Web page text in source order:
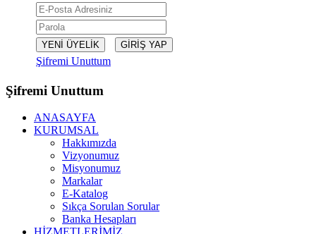
Şifremi Unuttum
Şifremi Unuttum
ANASAYFA
KURUMSAL
Hakkımızda
Vizyonumuz
Misyonumuz
Markalar
E-Katalog
Sıkça Sorulan Sorular
Banka Hesapları